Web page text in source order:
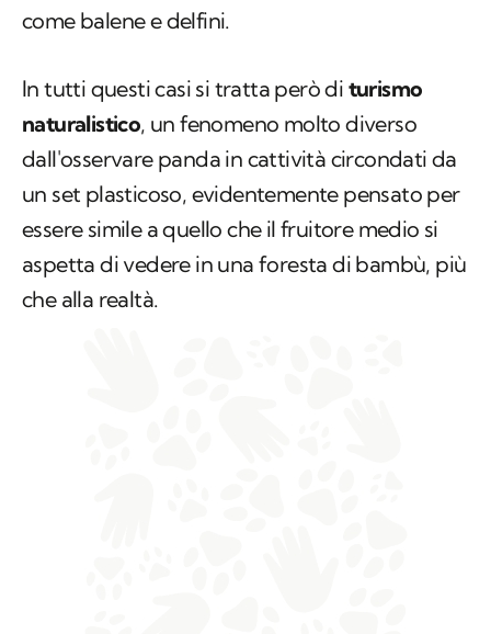
come balene e delfini.
In tutti questi casi si tratta però di turismo
naturalistico, un fenomeno molto diverso
dall'osservare panda in cattività circondati da
un set plasticoso, evidentemente pensato per
essere simile a quello che il fruitore medio si
aspetta di vedere in una foresta di bambù, più
che alla realtà.